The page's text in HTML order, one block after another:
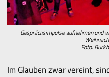
Gesprächsimpulse aufnehmen und
Foto:
Im Glauben zwar vereint,